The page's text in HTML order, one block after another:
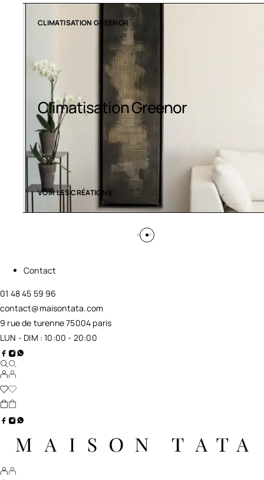
CLIMATISATION GREENOR
Climatisation Greenor
VOIR LES CRÉATIONS
Contact
01 48 45 59 96
contact@maisontata.com
9 rue de turenne 75004 paris
LUN - DIM : 10:00 - 20:00